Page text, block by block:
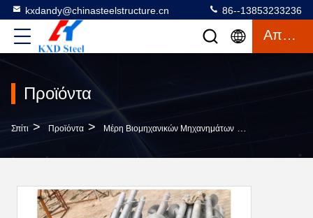
kxdandy@chinasteelstructure.cn 86--13853233236
Απόσπασμα
Προϊόντα
Σπίτι > Προϊόντα > Μέρη Βιομηχανικών Μηχανημάτων >